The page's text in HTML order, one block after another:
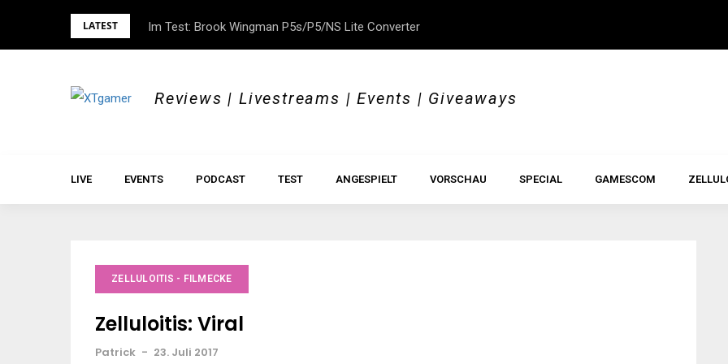
LATEST Im Test: Brook Wingman P5s/P5/NS Lite Converter
DOK.fest München 2026 – Empowered, HerStory, Beyond Borders
Reviews | Livestreams | Events | Giveaways
LIVE EVENTS PODCAST TEST ANGESPIELT VORSCHAU SPECIAL GAMESCOM
ZELLULOITIS - FILMECKE
Zelluloitis: Viral
Patrick - 23. Juli 2017